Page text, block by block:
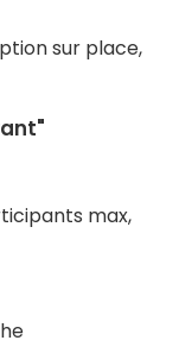
sur place,
max,